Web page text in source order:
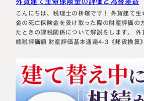
外貨建て生命保険金の評価と為替差益
こんにちは、税理士の枡塚です！ 外貨建て生命保険契約の死亡保険
金の死亡保険金を受け取った際の財産評価の
たときの課税関係について解説をします。 外貨建て生命保険金の相
続税評価額 財産評価基本通達4-3《邦貨換算》で、次のように規定さ
機関が特定さ…